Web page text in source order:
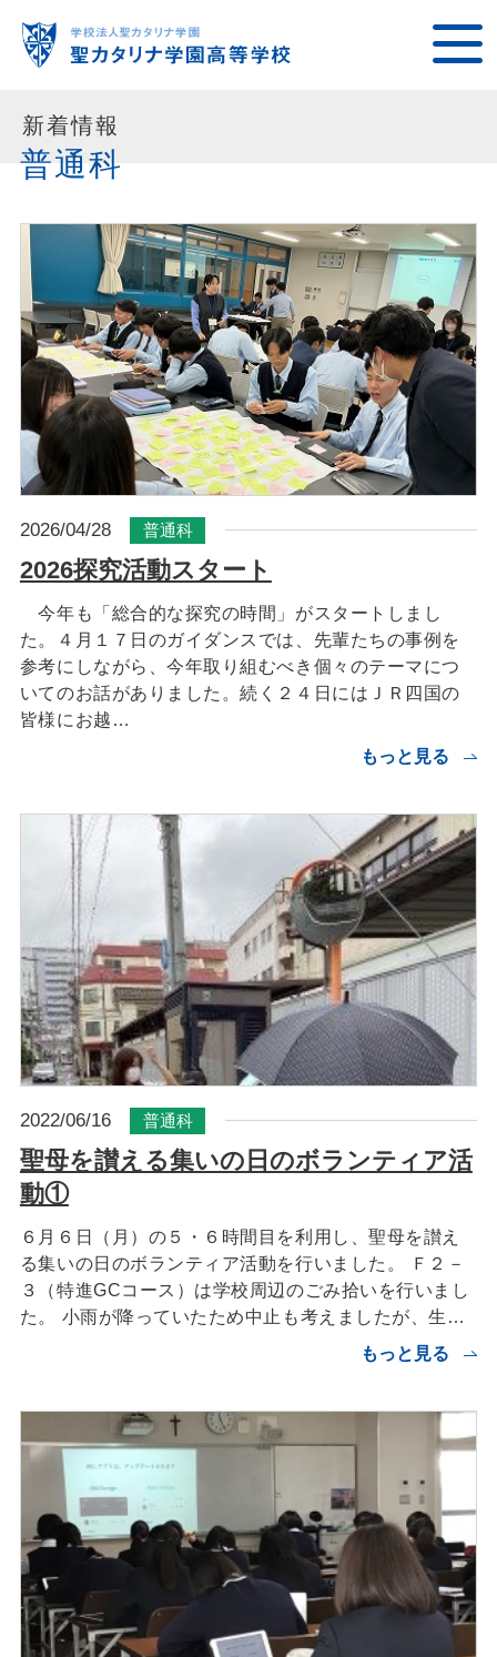
新着情報
普通科
2026/04/28 普通科
2026探究活動スタート
今年も「総合的な探究の時間」がスタートしまし
た。４月１７日のガイダンスでは、先輩たちの事例を
参考にしながら、今年取り組むべき個々のテーマにつ
いてのお話がありました。続く２４日にはＪＲ四国の
皆様にお越…
もっと見る
2022/06/16 普通科
聖母を讃える集いの日のボランティア活
動①
６月６日（月）の５・６時間目を利用し、聖母を讃え
る集いの日のボランティア活動を行いました。 Ｆ２－
３（特進GCコース）は学校周辺のごみ拾いを行いまし
た。 小雨が降っていたため中止も考えましたが、生…
もっと見る